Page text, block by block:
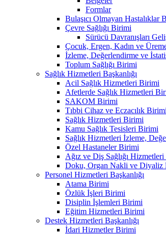
Formlar
Bulaşıcı Olmayan Hastalıklar
Çevre Sağlığı Birimi
Sürücü Davranışları
Çocuk, Ergen, Kadın ve
İzleme, Değerlendirme ve
Toplum Sağlığı Birimi
Sağlık Hizmetleri Başkanlığı
Acil Sağlık Hizmetleri Birimi
Afetlerde Sağlık Hizmetleri
SAKOM Birimi
Tıbbi Cihaz ve Eczacılık Birimi
Sağlık Hizmetleri Birimi
Kamu Sağlık Tesisleri Birimi
Sağlık Hizmetleri İzleme,
Özel Hastaneler Birimi
Ağız ve Diş Sağlığı
Doku, Organ Nakli ve Diyaliz
Personel Hizmetleri Başkanlığı
Atama Birimi
Özlük İşleri Birimi
Disiplin İşlemleri Birimi
Eğitim Hizmetleri Birimi
Destek Hizmetleri Başkanlığı
İdari Hizmetler Birimi